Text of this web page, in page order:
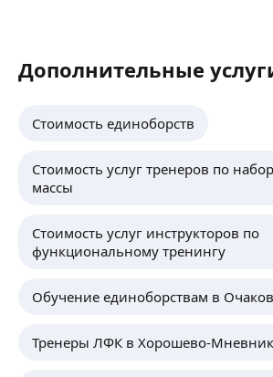
Дополнительные
Стоимость единоборств
Стоимость услуг тренеров по
массы
Стоимость услуг инструкторов по
функциональному тренингу
Обучение единоборствам в
Тренеры ЛФК в Хорошево-